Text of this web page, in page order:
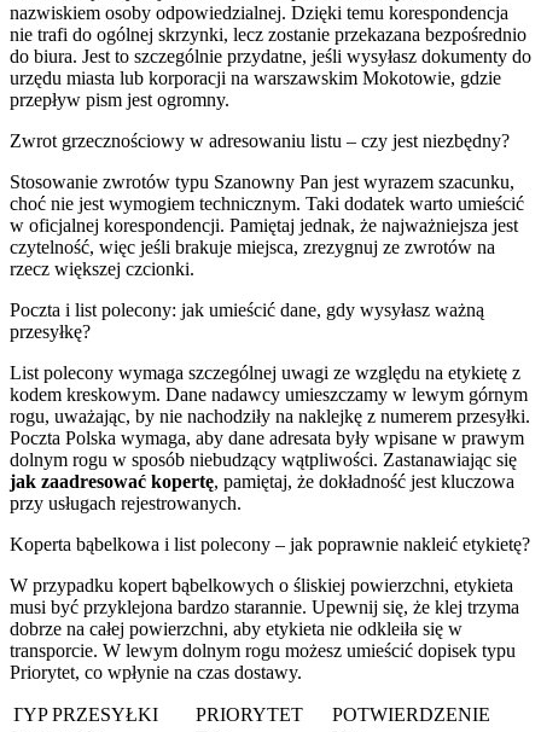
nazwiskiem osoby odpowiedzialnej. Dzięki temu korespondencja
nie trafi do ogólnej skrzynki, lecz zostanie przekazana bezpośrednio
do biura. Jest to szczególnie przydatne, jeśli wysyłasz dokumenty do
urzędu miasta lub korporacji na warszawskim Mokotowie, gdzie
przepływ pism jest ogromny.
Zwrot grzecznościowy w adresowaniu listu – czy jest niezbędny?
Stosowanie zwrotów typu Szanowny Pan jest wyrazem szacunku,
choć nie jest wymogiem technicznym. Taki dodatek warto umieścić
w oficjalnej korespondencji. Pamiętaj jednak, że najważniejsza jest
czytelność, więc jeśli brakuje miejsca, zrezygnuj ze zwrotów na
rzecz większej czcionki.
Poczta i list polecony: jak umieścić dane, gdy wysyłasz ważną
przesyłkę?
List polecony wymaga szczególnej uwagi ze względu na etykietę z
kodem kreskowym. Dane nadawcy umieszczamy w lewym górnym
rogu, uważając, by nie nachodziły na naklejkę z numerem przesyłki.
Poczta Polska wymaga, aby dane adresata były wpisane w prawym
dolnym rogu w sposób niebudzący wątpliwości. Zastanawiając się
jak zaadresować kopertę, pamiętaj, że dokładność jest kluczowa
przy usługach rejestrowanych.
Koperta bąbelkowa i list polecony – jak poprawnie nakleić etykietę?
W przypadku kopert bąbelkowych o śliskiej powierzchni, etykieta
musi być przyklejona bardzo starannie. Upewnij się, że klej trzyma
dobrze na całej powierzchni, aby etykieta nie odkleiła się w
transporcie. W lewym dolnym rogu możesz umieścić dopisek typu
Priorytet, co wpłynie na czas dostawy.
TYP PRZESYŁKI PRIORYTET
POTWIERDZENIE